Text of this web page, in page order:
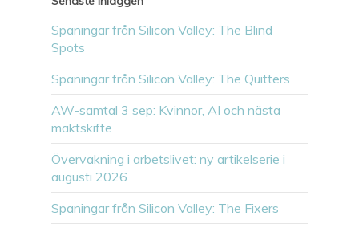
Spaningar från Silicon Valley: The Blind
Spots
Spaningar från Silicon Valley: The Quitters
AW-samtal 3 sep: Kvinnor, AI och nästa
maktskifte
Övervakning i arbetslivet: ny artikelserie i
augusti 2026
Spaningar från Silicon Valley: The Fixers